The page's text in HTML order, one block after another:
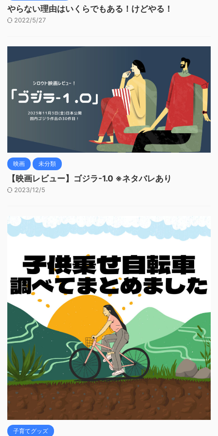
やらない理由はいくらでもある！けどやる！
2022/5/27
映画 未分類
【映画レビュー】ゴジラ-1.0 ※ネタバレあり
2023/12/5
子育てグッズ